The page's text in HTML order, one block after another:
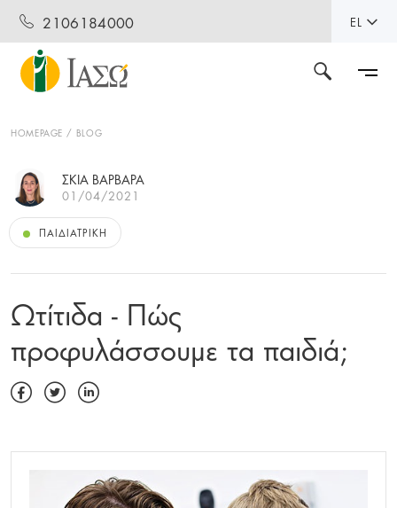
2106184000 EL
HOMEPAGE BLOG
ΣΚΙΑ ΒΑΡΒΑΡΑ
01/04/2021
ΠΑΙΔΙΑΤΡΙΚΉ
Ωτίτιδα - Πώς
προφυλάσσουμε τα παιδιά;